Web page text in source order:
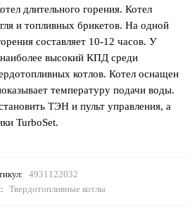
длительного горения. Котел
и топливных брикетов. На одной
составляет 10-12 часов. У
высокий КПД среди
котлов. Котел оснащен
температуру подачи воды.
ТЭН и пульт управления, а
TurboSet.
4931122032
Твердотопливные котлы